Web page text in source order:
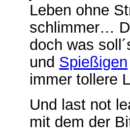
Leben ohne
schlimmer…
doch was
und Spießigen
immer tollere
Und last not
mit dem der